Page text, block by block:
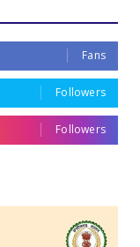
Fans
Followers
Followers